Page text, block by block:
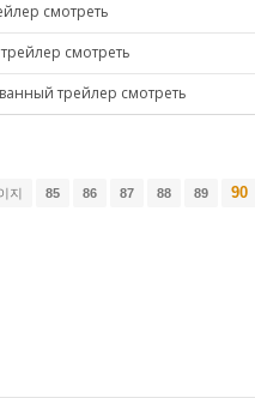
смотреть
смотреть
трейлер смотреть
지 85 86 87 88 89 90